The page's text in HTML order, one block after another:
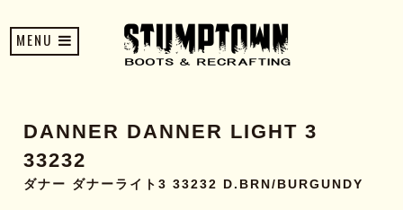
MENU
DANNER DANNER LIGHT 3
33232
ダナー ダナーライト3 33232 D.BRN/BURGUNDY